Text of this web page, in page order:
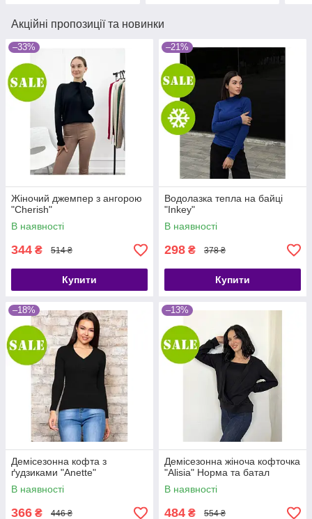
Акційні пропозиції та новинки
–33%
Жіночий джемпер з ангорою
"Cherish"
В наявності
344 ₴ 514 ₴
Купити
–21%
Водолазка тепла на байці
"Inkey"
В наявності
298 ₴ 378 ₴
Купити
–18%
Демісезонна кофта з
ґудзиками "Anette"
В наявності
366 ₴ 446 ₴
–13%
Демісезонна жіноча кофточка
"Alisia" Норма та батал
В наявності
484 ₴ 554 ₴